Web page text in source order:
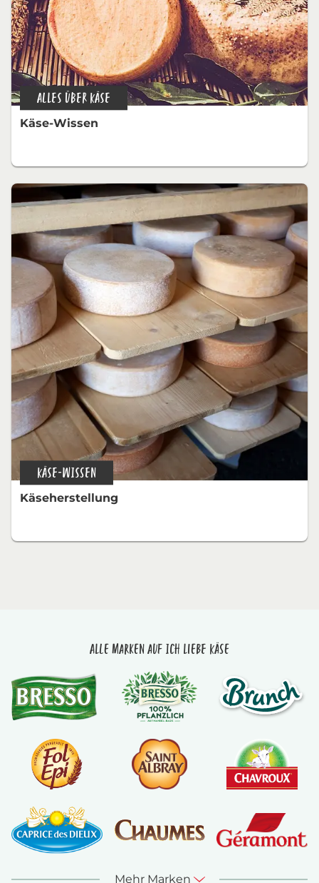
ALLES ÜBER KÄSE
Käse-Wissen
KÄSE-WISSEN
Käseherstellung
Alle Marken auf Ich liebe Käse
Mehr Marken